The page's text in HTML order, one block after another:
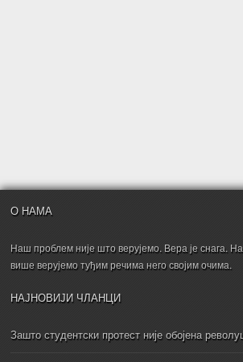
О НАМА
Наш проблем није што верујемо. Вера је снага.
више верујемо туђим речима него својим очима.
НАЈНОВИЈИ ЧЛАНЦИ
Зашто студентски протест није обојена